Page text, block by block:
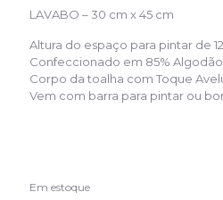
LAVABO – 30 cm x 45 cm
Altura do espaço para pintar de
Confeccionado em 85% Algodão
Corpo da toalha com Toque
Vem com barra para pintar ou
Em estoque